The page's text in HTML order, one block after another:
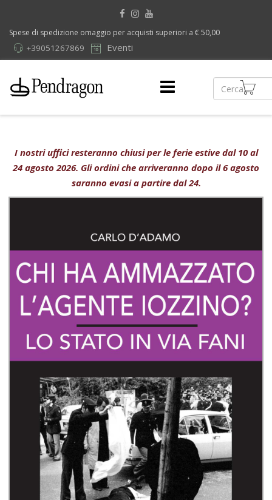
Spese di spedizione omaggio per acquisti superiori a € 50,00
Eventi
+39051267869
I nostri uffici resteranno chiusi per le ferie estive dal 10 al
24 agosto 2026. Gli ordini che arriveranno dopo il 6 agosto
saranno evasi a partire dal 24.